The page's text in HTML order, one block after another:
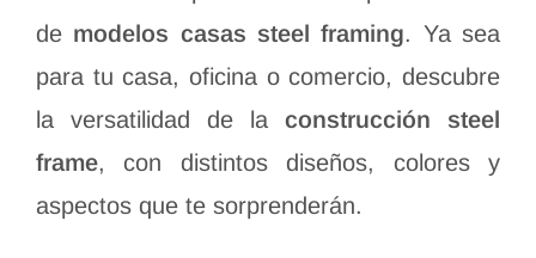
de modelos casas steel framing. Ya sea
para tu casa, oficina o comercio, descubre
la versatilidad de la construcción steel
frame, con distintos diseños, colores y
aspectos que te sorprenderán.